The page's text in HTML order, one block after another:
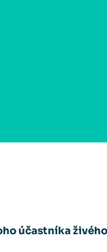
účastníka